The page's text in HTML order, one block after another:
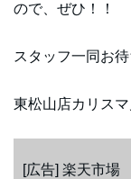
ので、ぜひ！！
スタッフ一同お
東松山店カリス
[広告] 楽天市場